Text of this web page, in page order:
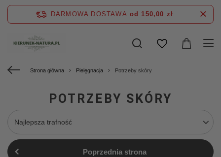
DARMOWA DOSTAWA od 150,00 zł
Strona główna Pielęgnacja Potrzeby skóry
POTRZEBY SKÓRY
Najlepsza trafność
Poprzednia strona